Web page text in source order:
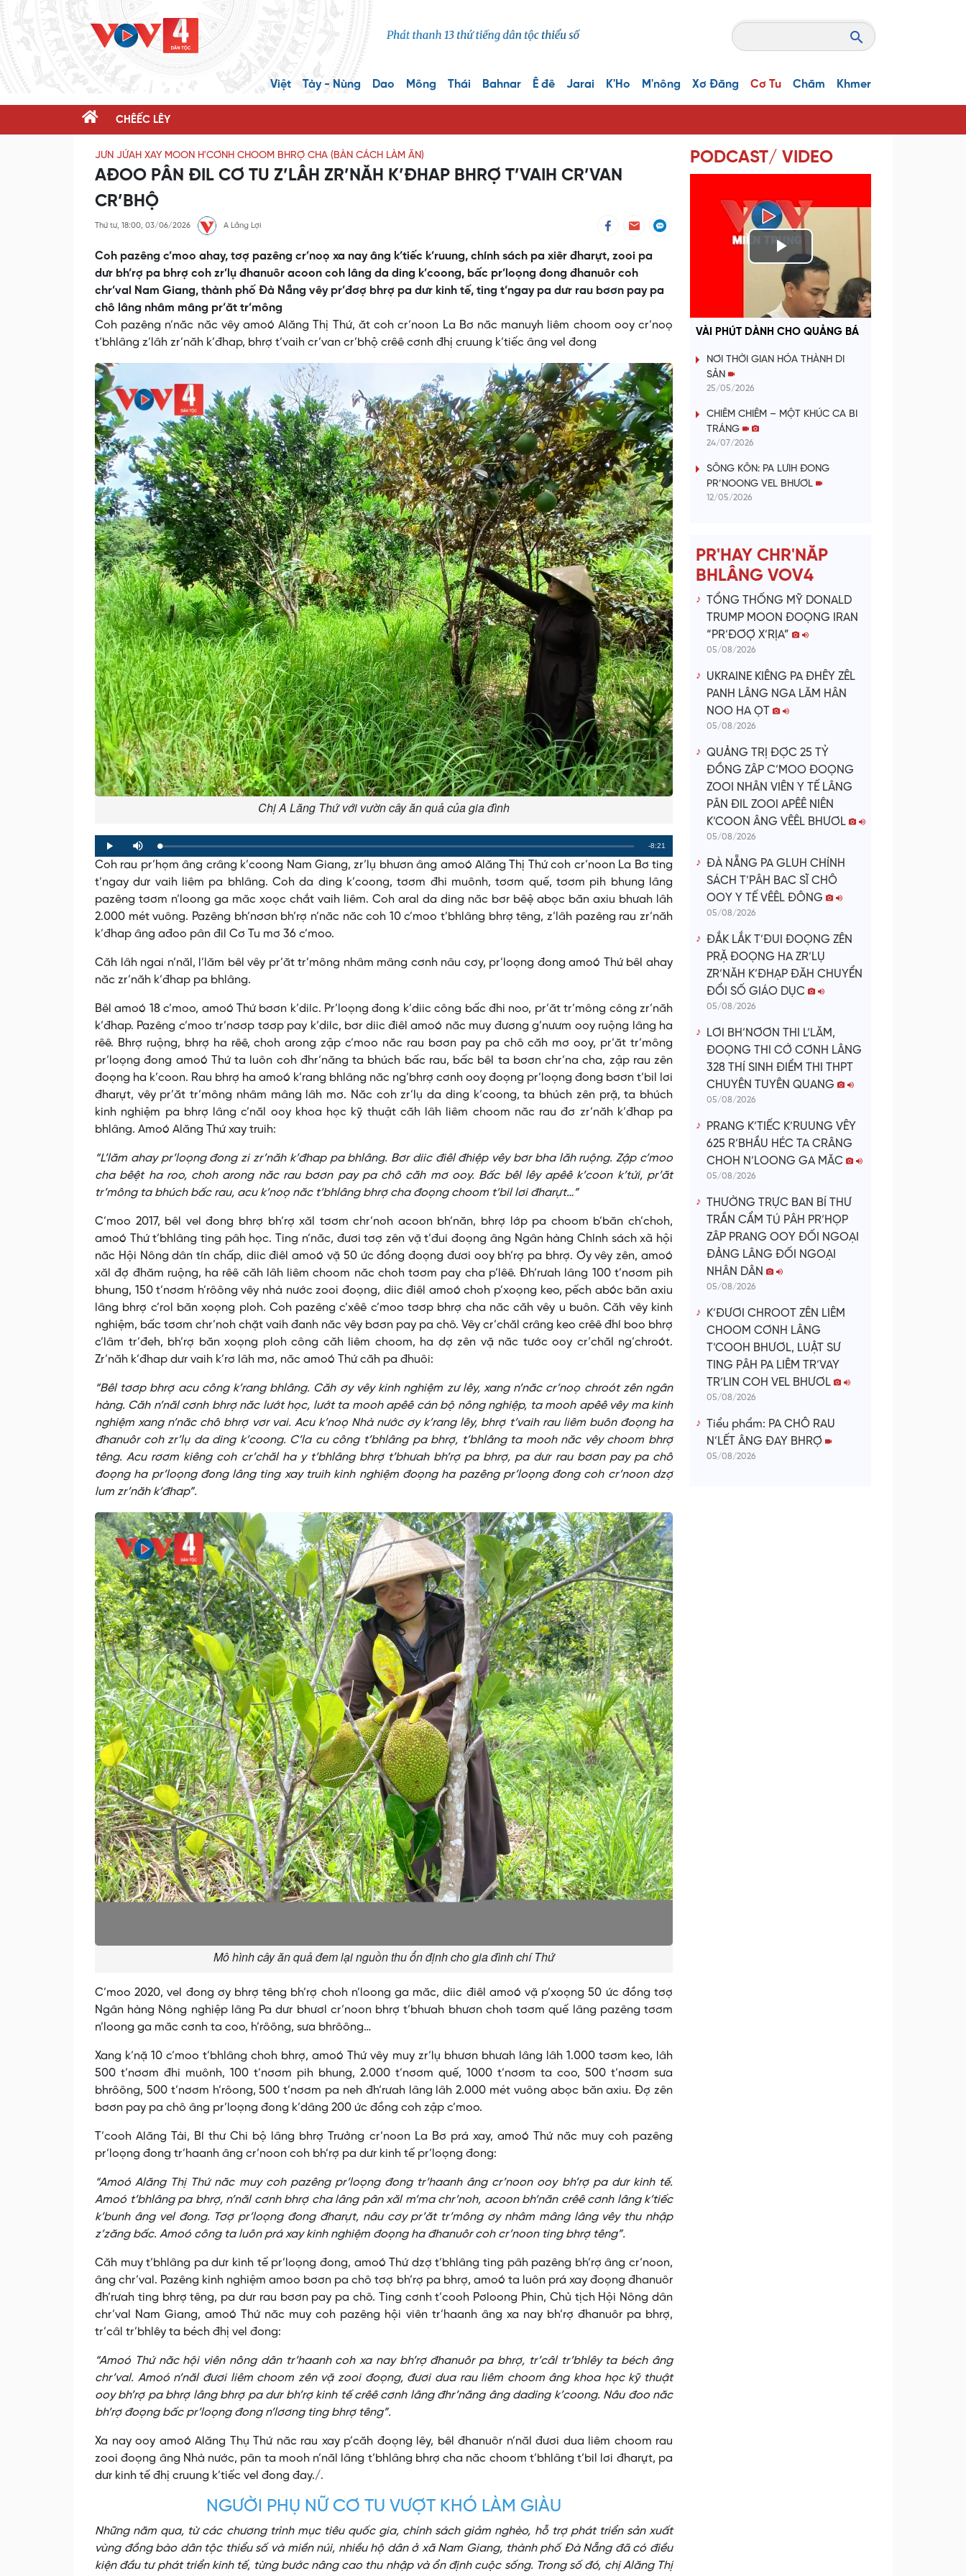
Việt Tày - Nùng Dao Mông Thái Bahnar Ê đê Jarai K'Ho M'nông Xơ Đăng Cơ Tu Chăm Khmer
CHÊẾC LÊY
JƯN JỨAH XAY MOON H'CƠNH CHOOM BHRỢ CHA (BÀN CÁCH LÀM ĂN)
AĐOO PÂN ĐIL CƠ TU Z’LÂH ZR’NĂH K’ĐHAP BHRỢ T’VAIH CR’VAN
CR’BHỘ
Thứ tư, 18:00, 03/06/2026 A Lăng Lợi
Coh pazêng c’moo ahay, tơợ pazêng cr’noọ xa nay âng k’tiếc k’ruung, chính sách pa xiêr đharựt, zooi pa
dưr bh’rợ pa bhrợ coh zr’lụ đhanuôr acoon coh lâng da ding k’coong, bấc pr’loọng đong đhanuôr coh
chr’val Nam Giang, thành phố Đà Nẵng vêy pr’đơợ bhrợ pa dưr kinh tế, ting t’ngay pa dưr rau bơơn pay pa
chô lâng nhâm mâng pr’ăt tr’mông
Coh pazêng n’năc năc vêy amoó Alăng Thị Thứ, ăt coh cr’noon La Bơ năc manuyh liêm choom ooy cr’noọ
t’bhlâng z’lâh zr’năh k’đhap, bhrợ t’vaih cr’van cr’bhộ crêê cơnh đhị cruung k’tiếc âng vel đong
Chị A Lăng Thứ với vườn cây ăn quả của gia đình
Play Mute Loaded:
0%
Progress:
0%
Remaining
Time
-8:21
Coh rau pr’họm âng crâng k’coong Nam Giang, zr’lụ bhươn âng amoó Alăng Thị Thứ coh cr’noon La Bơ ting
t’ngay dưr vaih liêm pa bhlâng. Coh da ding k’coong, tơơm đhi muônh, tơơm quế, tơơm pih bhung lâng
pazêng tơơm n’loong ga măc xoọc chắt vaih liêm. Coh aral da ding năc bơr bêệ abọc băn axiu bhưah lâh
2.000 mét vuông. Pazêng bh’nơơn bh’rợ n’năc năc coh 10 c’moo t’bhlâng bhrợ têng, z’lâh pazêng rau zr’năh
k’đhap âng ađoo pân đil Cơ Tu mơ 36 c’moo.
Căh lâh ngai n’năl, l’lăm bêl vêy pr’ăt tr’mông nhâm mâng cơnh nâu cơy, pr’loọng đong amoó Thứ bêl ahay
năc zr’năh k’đhap pa bhlâng.
Bêl amoó 18 c’moo, amoó Thứ bơơn k’diíc. Pr’loọng đong k’diic công bấc đhi noo, pr’ăt tr’mông công zr’năh
k’đhap. Pazêng c’moo tr’nơơp tơơp pay k’diíc, bơr diic điêl amoó năc muy đương g’nưưm ooy ruộng lâng ha
rêê. Bhrợ ruộng, bhrợ ha rêê, choh arong zập c’moo năc rau bơơn pay pa chô căh mơ ooy, pr’ăt tr’mông
pr’loọng đong amoó Thứ ta luôn coh đhr’năng ta bhúch bấc rau, bấc bêl ta bơơn chr’na cha, zập rau zên
đoọng ha k’coon. Rau bhrợ ha amoó k’rang bhlâng năc ng’bhrợ cơnh ooy đoọng pr’loọng đong bơơn t’bil lơi
đharựt, vêy pr’ăt tr’mông nhâm mâng lâh mơ. Năc coh zr’lụ da ding k’coong, ta bhúch zên prặ, ta bhúch
kinh nghiệm pa bhrợ lâng c’năl ooy khoa học kỹ thuật căh lâh liêm choom năc rau đơ zr’năh k’đhap pa
bhlâng. Amoó Alăng Thứ xay truih:
“L’lăm ahay pr’loọng đong zi zr’năh k’đhap pa bhlâng. Bơr diic điêl đhiệp vêy bơr bha lăh ruộng. Zập c’moo
cha bêệt ha roo, choh arong năc rau bơơn pay pa chô căh mơ ooy. Bấc bêl lêy apêê k’coon k’tứi, pr’ăt
tr’mông ta bhúch bấc rau, acu k’noọ năc t’bhlâng bhrợ cha đoọng choom t’bil lơi đharựt…”
C’moo 2017, bêl vel đong bhrợ bh’rợ xăl tơơm chr’noh acoon bh’năn, bhrợ lớp pa choom b’băn ch’choh,
amoó Thứ t’bhlâng ting pâh học. Ting n’năc, đươi tơợ zên vặ t’đui đoọng âng Ngân hàng Chính sách xã hội
năc Hội Nông dân tín chấp, diic điêl amoó vặ 50 ức đồng đoọng đươi ooy bh’rợ pa bhrợ. Ơy vêy zên, amoó
xăl đợ đhăm ruộng, ha rêê căh lâh liêm choom năc choh tơơm pay cha p’lêê. Đh’rưah lâng 100 t’nơơm pih
bhung, 150 t’nơơm h’rôông vêy nhà nước zooi đoọng, diic điêl amoó choh p’xoọng keo, pếch abóc băn axiu
lâng bhrợ c’rol băn xoọng ploh. Coh pazêng c’xêê c’moo tơơp bhrợ cha năc căh vêy u buôn. Căh vêy kinh
nghiệm, bấc tơơm chr’noh chặt vaih đanh năc vêy bơơn pay pa chô. Vêy cr’chăl crâng keo crêê đhí boo bhrợ
c’lâm tr’đeh, bh’rợ băn xoọng ploh công căh liêm choom, ha dợ zên vặ năc tước ooy cr’chăl ng’chroót.
Zr’năh k’đhap dưr vaih k’rơ lâh mơ, năc amoó Thứ căh pa đhuôi:
“Bêl tơơp bhrợ acu công k’rang bhlâng. Căh ơy vêy kinh nghiệm zư lêy, xang n’năc cr’noọ chroót zên ngân
hàng. Căh n’năl cơnh bhrợ năc lướt học, lướt ta mooh apêê cán bộ nông nghiệp, ta mooh apêê vêy ma kinh
nghiệm xang n’năc chô bhrợ vơr vai. Acu k’noọ Nhà nước ơy k’rang lêy, bhrợ t’vaih rau liêm buôn đoọng ha
đhanuôr coh zr’lụ da ding k’coong. C’la cu công t’bhlâng pa bhrợ, t’bhlâng ta mooh năc vêy choom bhrợ
têng. Acu rơơm kiêng coh cr’chăl ha y t’bhlâng bhrợ t’bhưah bh’rợ pa bhrợ, pa dưr rau bơơn pay pa chô
đoọng ha pr’loọng đong lâng ting xay truih kinh nghiệm đoọng ha pazêng pr’loọng đong coh cr’noon dzợ
lum zr’năh k’đhap”.
Mô hình cây ăn quả đem lại nguồn thu ổn định cho gia đình chí Thứ
C’moo 2020, vel đong ơy bhrợ têng bh’rợ choh n’loong ga măc, diic điêl amoó vặ p’xoọng 50 ức đồng tơợ
Ngân hàng Nông nghiệp lâng Pa dưr bhươl cr’noon bhrợ t’bhưah bhươn choh tơơm quế lâng pazêng tơơm
n’loong ga măc cơnh ta coo, h’rôông, sưa bhrôông…
Xang k’nặ 10 c’moo t’bhlâng choh bhrợ, amoó Thứ vêy muy zr’lụ bhươn bhưah lâng lâh 1.000 tơơm keo, lâh
500 t’nơơm đhi muônh, 100 t’nơơm pih bhung, 2.000 t’nơơm quế, 1000 t’nơơm ta coo, 500 t’nơơm sưa
bhrôông, 500 t’nơơm h’rôong, 500 t’nơơm pa neh đh’rưah lâng lâh 2.000 mét vuông abọc băn axiu. Đợ zên
bơơn pay pa chô âng pr’loọng đong k’dâng 200 ức đồng coh zập c’moo.
T’cooh Alăng Tài, Bí thư Chi bộ lâng bhrợ Trưởng cr’noon La Bơ prá xay, amoó Thứ năc muy coh pazêng
pr’loọng đong tr’haanh âng cr’noon coh bh’rợ pa dưr kinh tế pr’loọng đong:
“Amoó Alăng Thị Thứ năc muy coh pazêng pr’loọng đong tr’haanh âng cr’noon ooy bh’rợ pa dưr kinh tế.
Amoó t’bhlâng pa bhrợ, n’năl cơnh bhrợ cha lâng pân xăl m’ma chr’noh, acoon bh’năn crêê cơnh lâng k’tiếc
k’bunh âng vel đong. Tơợ pr’loọng đong đharựt, nâu cơy pr’ăt tr’mông ơy nhâm mâng lâng vêy thu nhập
z’zăng bấc. Amoó công ta luôn prá xay kinh nghiệm đoọng ha đhanuôr coh cr’noon ting bhrợ têng”.
Căh muy t’bhlâng pa dưr kinh tế pr’loọng đong, amoó Thứ dzợ t’bhlâng ting pâh pazêng bh’rợ âng cr’noon,
âng chr’val. Pazêng kinh nghiệm amoo bơơn pa chô tơợ bh’rợ pa bhrợ, amoó ta luôn prá xay đoọng đhanuôr
đh’rưah ting bhrợ têng, pa dưr rau bơơn pay pa chô. Ting cơnh t’cooh Pơloong Phin, Chủ tịch Hội Nông dân
chr’val Nam Giang, amoó Thứ năc muy coh pazêng hội viên tr’haanh âng xa nay bh’rợ đhanuôr pa bhrợ,
tr’câl tr’bhlêy ta béch đhị vel đong:
“Amoó Thứ năc hội viên nông dân tr’haanh coh xa nay bh’rợ đhanuôr pa bhrợ, tr’câl tr’bhlêy ta béch âng
chr’val. Amoó n’năl đươi liêm choom zên vặ zooi đoọng, đươi dua rau liêm choom âng khoa học kỹ thuật
ooy bh’rợ pa bhrợ lâng bhrợ pa dưr bh’rợ kinh tế crêê cơnh lâng đhr’năng âng dading k’coong. Nâu đoo năc
bh’rợ đoọng bấc pr’loọng đong n’lơơng ting bhrợ têng”.
Xa nay ooy amoó Alăng Thụ Thứ năc rau xay p’căh đoọng lêy, bêl đhanuôr n’năl đươi dua liêm choom rau
zooi đoọng âng Nhà nước, pân ta mooh n’năl lâng t’bhlâng bhrợ cha năc choom t’bhlâng t’bil lơi đharựt, pa
dưr kinh tế đhị cruung k’tiếc vel đong đay./.
NGƯỜI PHỤ NỮ CƠ TU VƯỢT KHÓ LÀM GIÀU
Những năm qua, từ các chương trình mục tiêu quốc gia, chính sách giảm nghèo, hỗ trợ phát triển sản xuất
vùng đồng bào dân tộc thiểu số và miền núi, nhiều hộ dân ở xã Nam Giang, thành phố Đà Nẵng đã có điều
kiện đầu tư phát triển kinh tế, từng bước nâng cao thu nhập và ổn định cuộc sống. Trong số đó, chị Alăng Thị
PODCAST/ VIDEO
P
l
a
y
i
e
VÀI PHÚT DÀNH CHO QUẢNG BÁ
NƠI THỜI GIAN HÓA THÀNH DI
SẢN
25/05/2026
CHIÊM CHIÊM – MỘT KHÚC CA BI
TRÁNG
24/07/2026
SÔNG KÔN: PA LƯIH ĐONG
PR’NOONG VEL BHƯƠL
12/05/2026
PR'HAY CHR'NĂP
BHLÂNG VOV4
TỔNG THỐNG MỸ DONALD
TRUMP MOON ĐOỌNG IRAN
“PR’ĐƠỢ X’RỊA”
05/08/2026
UKRAINE KIÊNG PA ĐHÊY ZÊL
PANH LÂNG NGA LĂM HÂN
NOO HA ỌT
05/08/2026
QUẢNG TRỊ ĐỢC 25 TỶ
ĐỒNG ZÂP C’MOO ĐOỌNG
ZOOI NHÂN VIÊN Y TẾ LÂNG
PÂN ĐIL ZOOI APÊÊ NIÊN
K’COON ÂNG VÊÊL BHƯƠL
05/08/2026
ĐÀ NẴNG PA GLUH CHÍNH
SÁCH T’PÂH BAC SĨ CHÔ
OOY Y TẾ VÊÊL ĐÔNG
05/08/2026
ĐẮK LẮK T’ĐUI ĐOỌNG ZÊN
PRẶ ĐOỌNG HA ZR’LỤ
ZR’NĂH K’ĐHẠP ĐĂH CHUYỂN
ĐỔI SỐ GIÁO DỤC
05/08/2026
LƠI BH’NƠƠN THI L’LĂM,
ĐOỌNG THI CỚ CƠNH LÂNG
328 THÍ SINH ĐIỂM THI THPT
CHUYÊN TUYÊN QUANG
05/08/2026
PRANG K’TIẾC K’RUUNG VÊY
625 R’BHẦU HÉC TA CRÂNG
CHOH N’LOONG GA MĂC
05/08/2026
THƯỜNG TRỰC BAN BÍ THƯ
TRẦN CẨM TÚ PÂH PR’HỌP
ZÂP PRANG OOY ĐỐI NGOẠI
ĐẢNG LÂNG ĐỐI NGOẠI
NHÂN DÂN
05/08/2026
K’ĐƯƠI CHROOT ZÊN LIÊM
CHOOM CƠNH LÂNG
T’COOH BHƯƠL, LUẬT SƯ
TING PÂH PA LIÊM TR’VAY
TR’LIN COH VEL BHƯƠL
05/08/2026
Tiểu phẩm: PA CHÔ RAU
N’LẾT ÂNG ĐAY BHRỢ
05/08/2026